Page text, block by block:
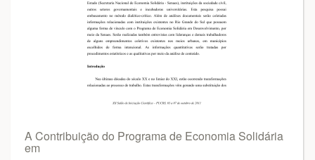
A Contribuição do Programa de Economia Solidária
em